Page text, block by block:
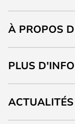
À PROPOS
PLUS